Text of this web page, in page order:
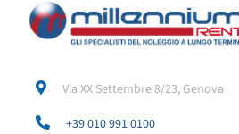
Via XX Settembre 8/23, Genova
+39 010 991 0100